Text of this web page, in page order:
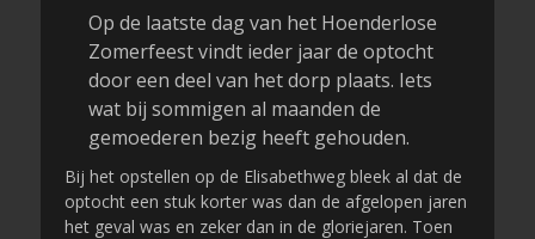
Op de laatste dag van het Hoenderlose
Zomerfeest vindt ieder jaar de optocht
door een deel van het dorp plaats. Iets
wat bij sommigen al maanden de
gemoederen bezig heeft gehouden.
Bij het opstellen op de Elisabethweg bleek al dat de
optocht een stuk korter was dan de afgelopen jaren
het geval was en zeker dan in de gloriejaren. Toen